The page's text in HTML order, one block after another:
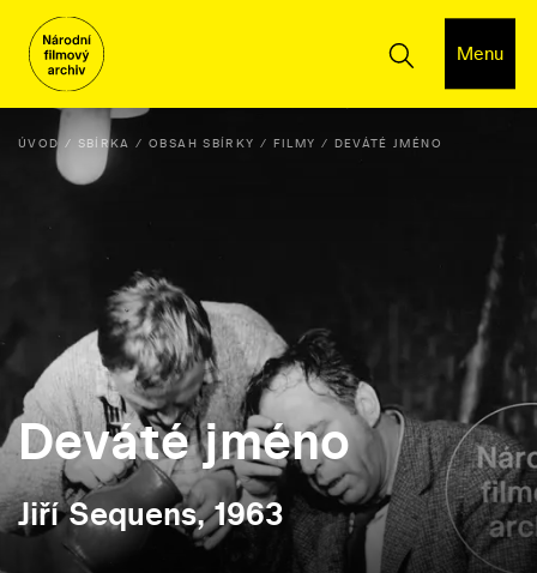
Menu
ÚVOD SBÍRKA OBSAH SBÍRKY FILMY DEVÁTÉ JMÉNO
Deváté jméno
Jiří Sequens, 1963